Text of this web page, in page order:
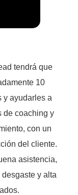
tendrá que
10
y ayudarles a
de coaching y
con un
del cliente.
asistencia,
y alta